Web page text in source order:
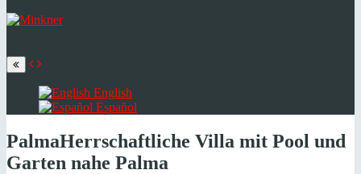
language
English
Español
PalmaHerrschaftliche Villa mit Pool und
Garten nahe Palma